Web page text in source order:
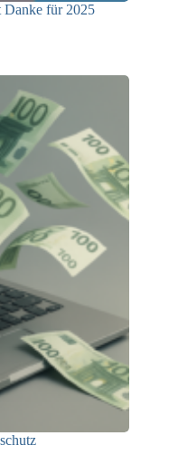
Danke für 2025